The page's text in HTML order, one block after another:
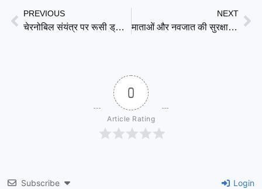
PREVIOUS
चेरनोबिल संयंत्र पर रूसी ड्रोन हमले की रात, तबाही टलने की कहानी
NEXT
माताओं और नवजात की सुरक्षा पर संकट: नेपाल के नए बजट में कटौती से ‘बर्थिंग सेंटर’ बंद होने का खतरा
0
Article Rating
Subscribe Login